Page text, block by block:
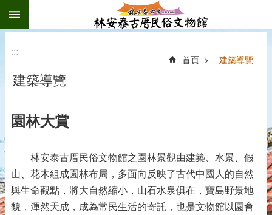
跳到主要內容區塊
:::
首頁 建築導覽
建築導覽
園林大賞
林安泰古厝民俗文物館之園林景觀由建築、水景、假
山、花木組成園林布局，多面向反映了古代中國人的自然
與生命觀點，將大自然縮小，山石水泉俱在，寶島野景地
貌，渾然天成，成為常民生活的寄託，也是文物館以園會